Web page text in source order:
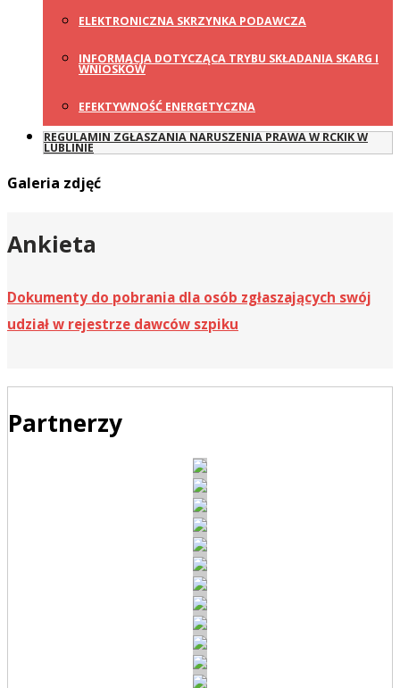
ELEKTRONICZNA SKRZYNKA PODAWCZA
INFORMACJA DOTYCZĄCA TRYBU SKŁADANIA SKARG I
WNIOSKÓW
EFEKTYWNOŚĆ ENERGETYCZNA
REGULAMIN ZGŁASZANIA NARUSZENIA PRAWA W RCKIK W
LUBLINIE
Galeria zdjęć
Ankieta
Dokumenty do pobrania dla osób zgłaszających swój
udział w rejestrze dawców szpiku
Partnerzy